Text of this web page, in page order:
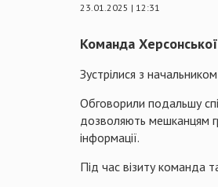
23.01.2025 | 12:31
Команда
Зустрілися з
Обговорили подальшу
дозволяють мешканцям
інформації.
Під час візиту команда